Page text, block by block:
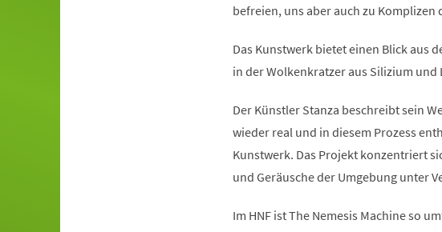
befreien, uns aber auch zu Komplizen
Das Kunstwerk bietet einen Blick aus
in der Wolkenkratzer aus Silizium
Der Künstler Stanza beschreibt sein
wieder real und in diesem Prozess
Kunstwerk. Das Projekt konzentriert
und Geräusche der Umgebung unter
Im HNF ist The Nemesis Machine so